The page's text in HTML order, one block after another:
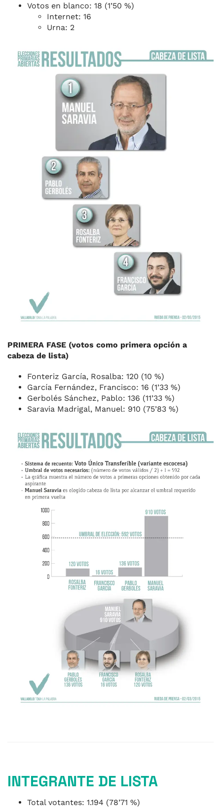
Votos en blanco: 18 (1’50 %)
Internet: 16
Urna: 2
PRIMERA FASE (votos como primera opción a
cabeza de lista)
Fonteriz García, Rosalba: 120 (10 %)
García Fernández, Francisco: 16 (1’33 %)
Gerbolés Sánchez, Pablo: 136 (11’33 %)
Saravia Madrigal, Manuel: 910 (75’83 %)
INTEGRANTE DE LISTA
Total votantes: 1.194 (78’71 %)